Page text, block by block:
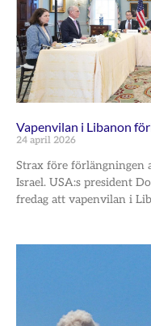
Vapenvilan i Libanon
24 april 2026
Strax före förlängningen
Israel. USA:s president
fredag att vapenvilan i